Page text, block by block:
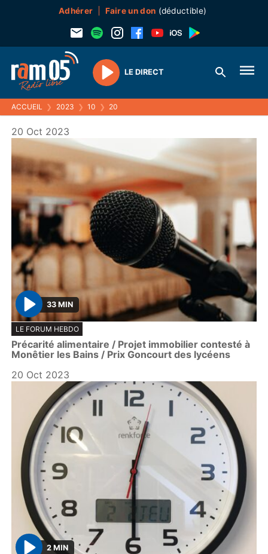
Adhérer Faire un don (déductible)
Play
LE DIRECT
ACCUEIL ❯ 2023 ❯ 10 ❯ 20
20 Oct 2023
P
l
a
y
33 MIN
LE FORUM HEBDO
Précarité alimentaire / Projet immobilier contesté à
Monêtier les Bains / Prix Goncourt des lycéens
20 Oct 2023
2 MIN